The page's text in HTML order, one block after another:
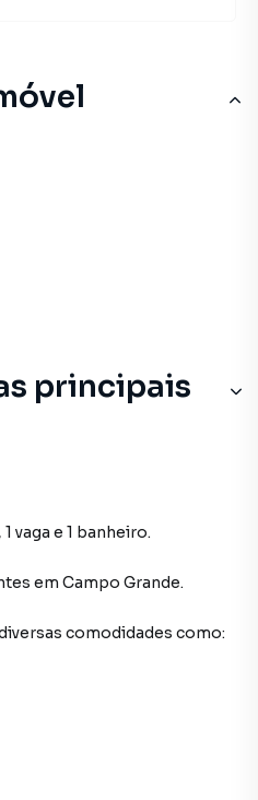
principais
vaga e 1 banheiro.
em Campo Grande.
comodidades como: